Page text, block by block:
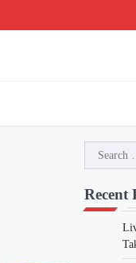
Search
for:
Recent